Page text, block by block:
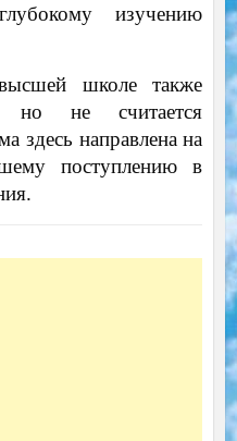
изучению
школе также
но не считается
здесь направлена на
поступлению в